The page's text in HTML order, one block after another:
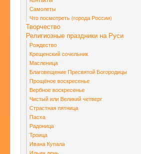
Самолеты
Что посмотреть (города России)
Творчество
Религиозные праздники на Руси
Рождество
Крещенский сочельник
Масленица
Благовещение Пресвятой Богородицы
Прощёное воскресенье
Вербное воскресенье
Чистый или Великий четверг
Страстная пятница
Пасха
Радоница
Троица
Ивана Купала